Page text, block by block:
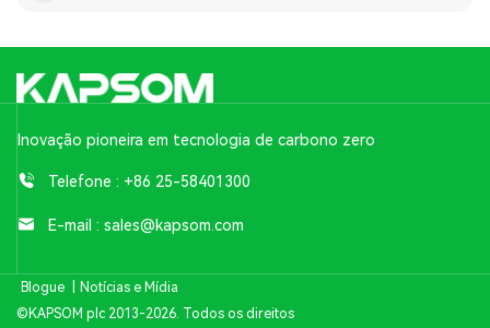
Inovação pioneira em tecnologia de carbono zero
Telefone : +86 25-58401300
E-mail : sales@kapsom.com
Blogue
Notícias e Mídia
©KAPSOM plc 2013-2026. Todos os direitos